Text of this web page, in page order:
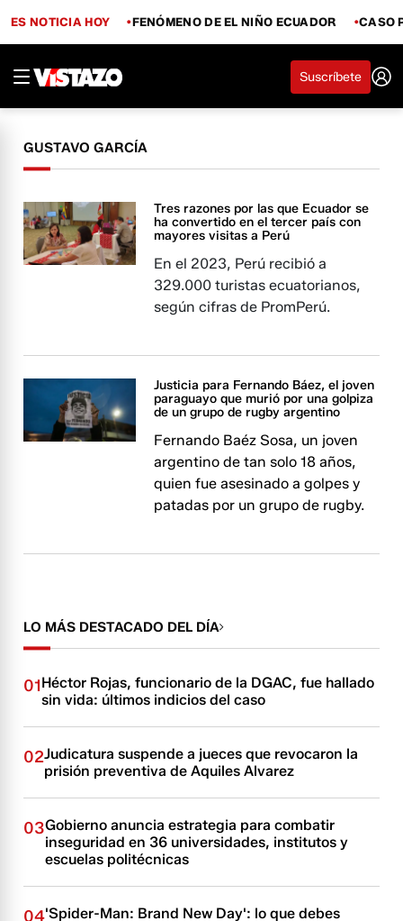
ES NOTICIA HOY FENÓMENO DE EL NIÑO ECUADOR CASO
Suscríbete
GUSTAVO GARCÍA
Tres razones por las que Ecuador se
ha convertido en el tercer país con
mayores visitas a Perú
En el 2023, Perú recibió a
329.000 turistas ecuatorianos,
según cifras de PromPerú.
Justicia para Fernando Báez, el joven
paraguayo que murió por una golpiza
de un grupo de rugby argentino
Fernando Baéz Sosa, un joven
argentino de tan solo 18 años,
quien fue asesinado a golpes y
patadas por un grupo de rugby.
LO MÁS DESTACADO DEL DÍA
01Héctor Rojas, funcionario de la DGAC, fue hallado
sin vida: últimos indicios del caso
02Judicatura suspende a jueces que revocaron la
prisión preventiva de Aquiles Alvarez
03Gobierno anuncia estrategia para combatir
inseguridad en 36 universidades, institutos y
escuelas politécnicas
04'Spider-Man: Brand New Day': lo que debes